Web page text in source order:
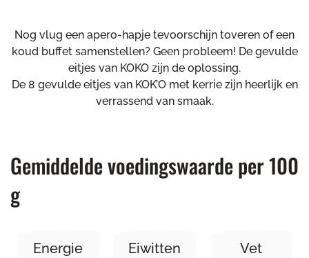
Nog vlug een apero-hapje tevoorschijn toveren of een
koud buffet samenstellen? Geen probleem! De gevulde
eitjes van KOKO zijn de oplossing.
De 8 gevulde eitjes van KOK’O met kerrie zijn heerlijk en
verrassend van smaak.
Gemiddelde voedingswaarde per 100
g
Energie
Eiwitten Vet